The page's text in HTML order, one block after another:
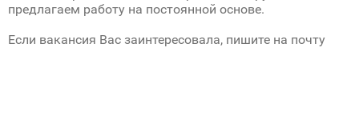
предлагаем работу на постоянной основе.
Если вакансия Вас заинтересовала, пишите на почту